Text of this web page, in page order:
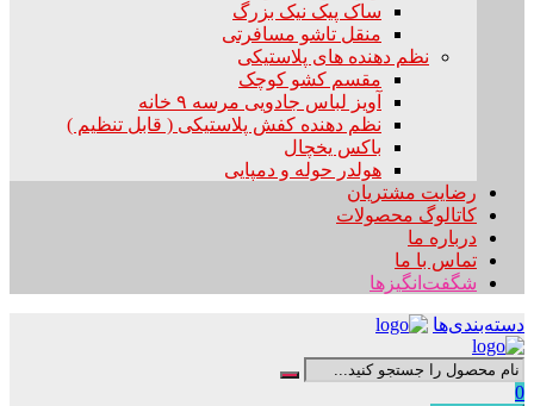
ساک پیک نیک بزرگ
منقل تاشو مسافرتی
نظم دهنده های پلاستیکی
مقسم کشو کوچک
آویز لباس جادویی مرسه ۹ خانه
نظم دهنده کفش پلاستیکی ( قابل تنظیم )
باکس یخچال
هولدر حوله و دمپایی
رضایت مشتریان
کاتالوگ محصولات
درباره ما
تماس با ما
شگفت‌انگیزها
دسته‌بندی‌ها
0